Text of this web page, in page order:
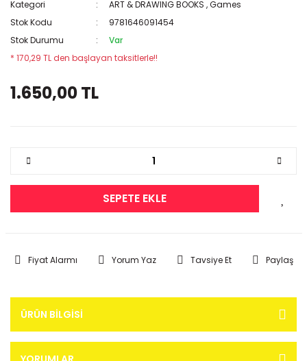
Kategori ART & DRAWING BOOKS ,Games
Stok Kodu
9781646091454
Stok Durumu
Var
* 170,29 TL den başlayan taksitlerle!!
1.650,00 TL
SEPETE EKLE
Fiyat Alarmı Yorum Yaz Tavsiye Et Paylaş
ÜRÜN BILGISI